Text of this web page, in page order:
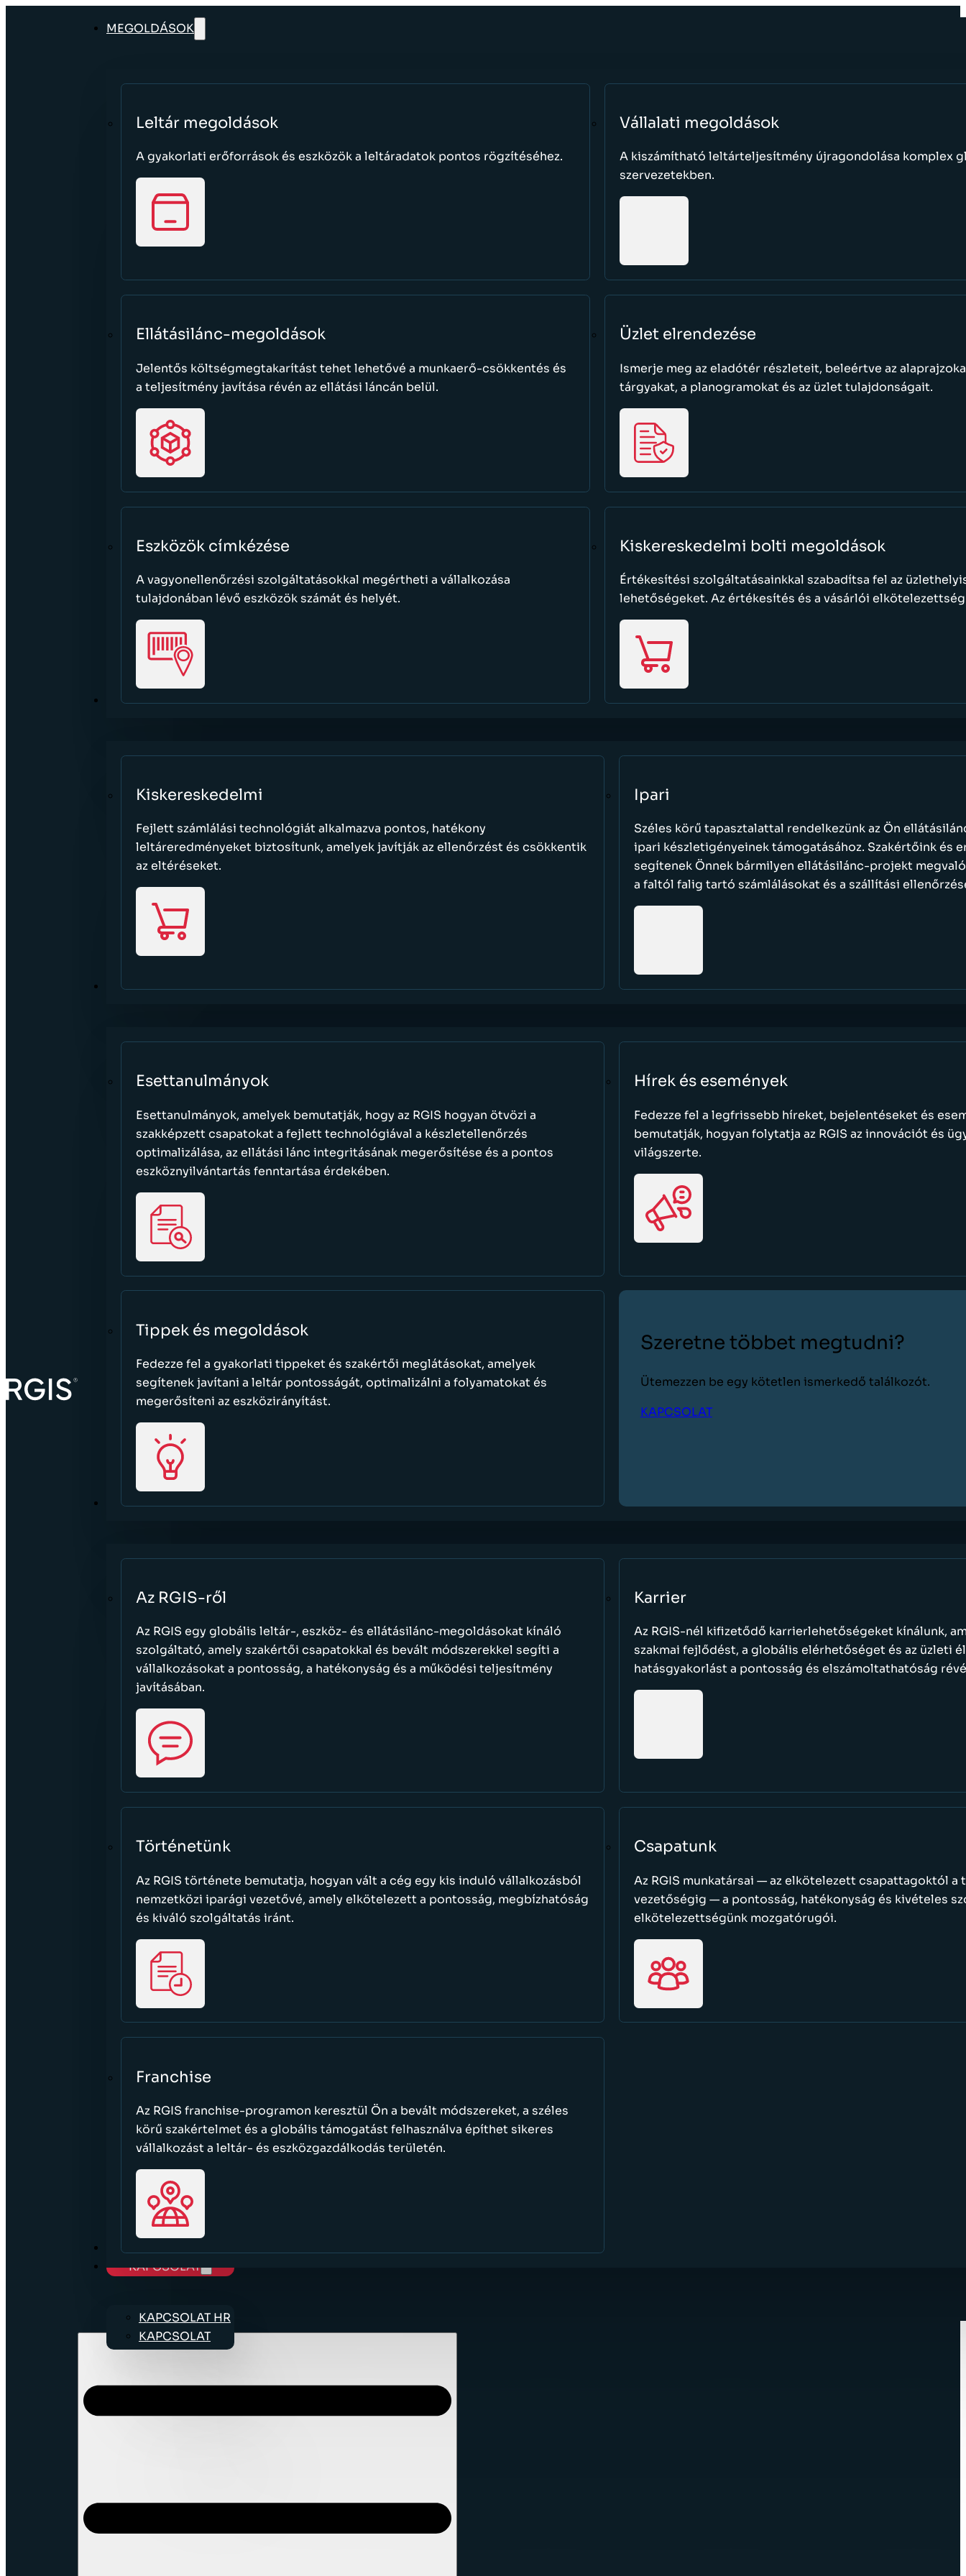
MEGOLDÁSOK
Leltár megoldások
A gyakorlati erőforrások és eszközök a leltáradatok pontos rögzítéséhez.
Vállalati megoldások
A kiszámítható leltárteljesítmény újragondolása komplex
szervezetekben.
Ellátásilánc-megoldások
Jelentős költségmegtakarítást tehet lehetővé a munkaerő-csökkentés és
a teljesítmény javítása révén az ellátási láncán belül.
Üzlet elrendezése
Ismerje meg az eladótér részleteit, beleértve az
tárgyakat, a planogramokat és az üzlet tulajdonságait.
Eszközök címkézése
A vagyonellenőrzési szolgáltatásokkal megértheti a vállalkozása
tulajdonában lévő eszközök számát és helyét.
Kiskereskedelmi bolti megoldások
Értékesítési szolgáltatásainkkal szabadítsa fel az
lehetőségeket. Az értékesítés és a vásárlói
SZEKTOROK
Kiskereskedelmi
Fejlett számlálási technológiát alkalmazva pontos, hatékony
leltáreredményeket biztosítunk, amelyek javítják az ellenőrzést és csökkentik
az eltéréseket.
Ipari
Széles körű tapasztalattal rendelkezünk az Ön
ipari készletigényeinek támogatásához. Szakértőink és
segítenek Önnek bármilyen ellátásilánc-projekt
a faltól falig tartó számlálásokat és a szállítási
ERŐFORRÁSOK
Esettanulmányok
Esettanulmányok, amelyek bemutatják, hogy az RGIS hogyan ötvözi a
szakképzett csapatokat a fejlett technológiával a készletellenőrzés
optimalizálása, az ellátási lánc integritásának megerősítése és a pontos
eszköznyilvántartás fenntartása érdekében.
Hírek és események
Fedezze fel a legfrissebb híreket, bejelentéseket és
bemutatják, hogyan folytatja az RGIS az innovációt és
világszerte.
Tippek és megoldások
Fedezze fel a gyakorlati tippeket és szakértői meglátásokat, amelyek
segítenek javítani a leltár pontosságát, optimalizálni a folyamatokat és
megerősíteni az eszközirányítást.
Szeretne többet megtudni?
Ütemezzen be egy kötetlen ismerkedő találkozót.
KAPCSOLAT
BŐVEBBEN
Az RGIS-ről
Az RGIS egy globális leltár-, eszköz- és ellátásilánc-megoldásokat kínáló
szolgáltató, amely szakértői csapatokkal és bevált módszerekkel segíti a
vállalkozásokat a pontosság, a hatékonyság és a működési teljesítmény
javításában.
Karrier
Az RGIS-nél kifizetődő karrierlehetőségeket kínálunk,
szakmai fejlődést, a globális elérhetőséget és az üzleti
hatásgyakorlást a pontosság és elszámoltathatóság
Történetünk
Az RGIS története bemutatja, hogyan vált a cég egy kis induló vállalkozásból
nemzetközi iparági vezetővé, amely elkötelezett a pontosság, megbízhatóság
és kiváló szolgáltatás iránt.
Csapatunk
Az RGIS munkatársai — az elkötelezett csapattagoktól a
vezetőségig — a pontosság, hatékonyság és kivételes
elkötelezettségünk mozgatórugói.
Franchise
Az RGIS franchise-programon keresztül Ön a bevált módszereket, a széles
körű szakértelmet és a globális támogatást felhasználva építhet sikeres
vállalkozást a leltár- és eszközgazdálkodás területén.
KARRIER
KAPCSOLAT
KAPCSOLAT HR
KAPCSOLAT